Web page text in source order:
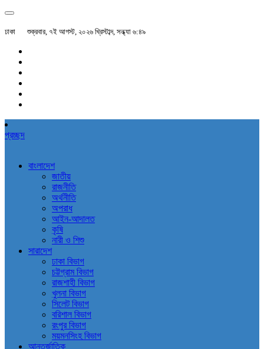
ঢাকা শুক্রবার, ৭ই আগস্ট, ২০২৬ খ্রিস্টাব্দ, সন্ধ্যা ৬:৪৯
প্রচ্ছদ
বাংলাদেশ
জাতীয়
রাজনীতি
অর্থনীতি
অপরাধ
আইন-আদালত
কৃষি
নারী ও শিশু
সারাদেশ
ঢাকা বিভাগ
চট্টগ্রাম বিভাগ
রাজশাহী বিভাগ
খুলনা বিভাগ
সিলেট বিভাগ
বরিশাল বিভাগ
রংপুর বিভাগ
ময়মনসিংহ বিভাগ
আন্তর্জাতিক